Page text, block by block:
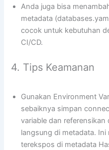
Anda juga bisa
metadata
cocok untuk kebutuhan
CI/CD.
4. Tips Keamanan
Gunakan Environment
sebaiknya simpan
variable dan referensikan
langsung di metadata.
terekspos di metadata